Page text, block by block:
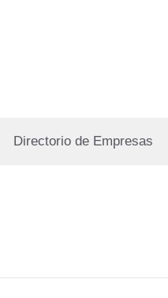
Directorio de Empresas